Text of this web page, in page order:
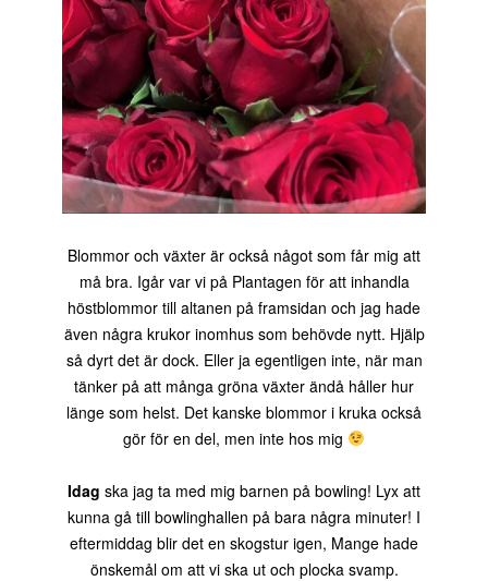
Blommor och växter är också något som får mig att
må bra. Igår var vi på Plantagen för att inhandla
höstblommor till altanen på framsidan och jag hade
även några krukor inomhus som behövde nytt. Hjälp
så dyrt det är dock. Eller ja egentligen inte, när man
tänker på att många gröna växter ändå håller hur
länge som helst. Det kanske blommor i kruka också
gör för en del, men inte hos mig
Idag ska jag ta med mig barnen på bowling! Lyx att
kunna gå till bowlinghallen på bara några minuter! I
eftermiddag blir det en skogstur igen, Mange hade
önskemål om att vi ska ut och plocka svamp.